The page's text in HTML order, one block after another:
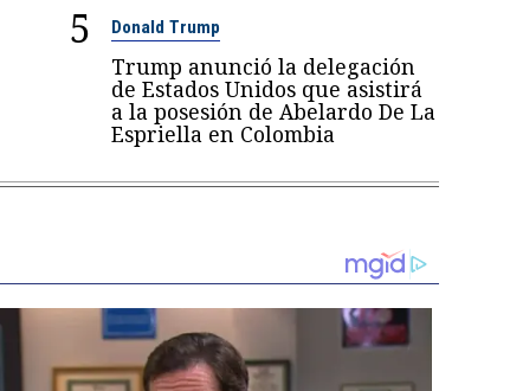
5 Donald Trump
Trump anunció la delegación
de Estados Unidos que asistirá
a la posesión de Abelardo De La
Espriella en Colombia